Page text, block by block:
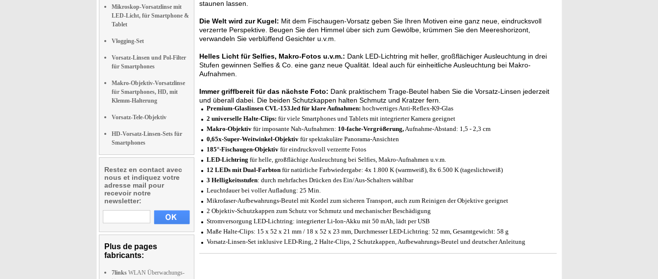
Mikroskop-Vorsatzlinse mit
LED-Licht, für Smartphone &
Tablet
Vlogging-Set
Vorsatz-Linsen und Pol-Filter
für Smartphones
Makro-Objektiv-Vorsatzlinse
für Smartphones, HD, mit
Klemm-Halterung
Vorsatz-Tele-Objektiv
HD-Vorsatz-Linsen-Sets für
Smartphones
Restez en contact avec
nous et indiquez votre
adresse mail pour
recevoir notre
newsletter:
Plus de pages
fabricants:
7links WLAN Überwachungs-
staunen lassen.
Die Welt wird zur Kugel: Mit dem Fischaugen-Vorsatz geben Sie Ihren Motiven eine ganz neue, eindrucksvoll
verzerrte Perspektive. Beugen Sie den Himmel über sich zum Gewölbe, krümmen Sie den Meereshorizont,
verwandeln Sie verblüffend Gesichter u.v.m.
Helles Licht für Selfies, Makro-Fotos u.v.m.: Dank LED-Lichtring mit heller, großflächiger Ausleuchtung in drei
Stufen gewinnen Selfies & Co. eine ganz neue Qualität. Ideal auch für einheitliche Ausleuchtung bei Makro-
Aufnahmen.
Immer griffbereit für das nächste Foto: Dank praktischem Trage-Beutel haben Sie die Vorsatz-Linsen jederzeit
und überall dabei. Die beiden Schutzkappen halten Schmutz und Kratzer fern.
Premium-Glaslinsen CVL-153.led für klare Aufnahmen: hochwertiges Anti-Reflex-K9-Glas
2 universelle Halte-Clips: für viele Smartphones und Tablets mit integrierter Kamera geeignet
Makro-Objektiv für imposante Nah-Aufnahmen: 10-fache-Vergrößerung,Aufnahme-Abstand: 1,5 - 2,3 cm
0,65x-Super-Weitwinkel-Objektiv für spektakuläre Panorama-Ansichten
185°-Fischaugen-Objektiv für eindrucksvoll verzerrte Fotos
LED-Lichtring für helle, großflächige Ausleuchtung bei Selfies, Makro-Aufnahmen u.v.m.
12 LEDs mit Dual-Farbton für natürliche Farbwiedergabe: 4x 1.800 K (warmweiß), 8x 6.500 K (tageslichtweiß)
3 Helligkeitsstufen: durch mehrfaches Drücken des Ein/Aus-Schalters wählbar
Leuchtdauer bei voller Aufladung: 25 Min.
Mikrofaser-Aufbewahrungs-Beutel mit Kordel zum sicheren Transport, auch zum Reinigen der Objektive geeignet
2 Objektiv-Schutzkappen zum Schutz vor Schmutz und mechanischer Beschädigung
Stromversorgung LED-Lichtring: integrierter Li-Ion-Akku mit 50 mAh, lädt per USB
Maße Halte-Clips: 15 x 52 x 21 mm / 18 x 52 x 23 mm, Durchmesser LED-Lichtring: 52 mm, Gesamtgewicht: 58 g
Vorsatz-Linsen-Set inklusive LED-Ring, 2 Halte-Clips, 2 Schutzkappen, Aufbewahrungs-Beutel und deutscher Anleitung